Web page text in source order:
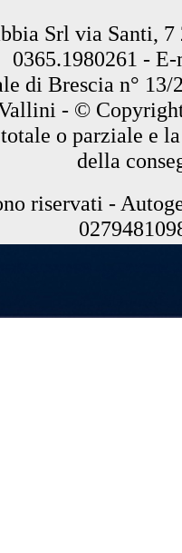
Srl via Santi, 7
0365.1980261 -
di Brescia n°
- ©
o parziale e
della
riservati -